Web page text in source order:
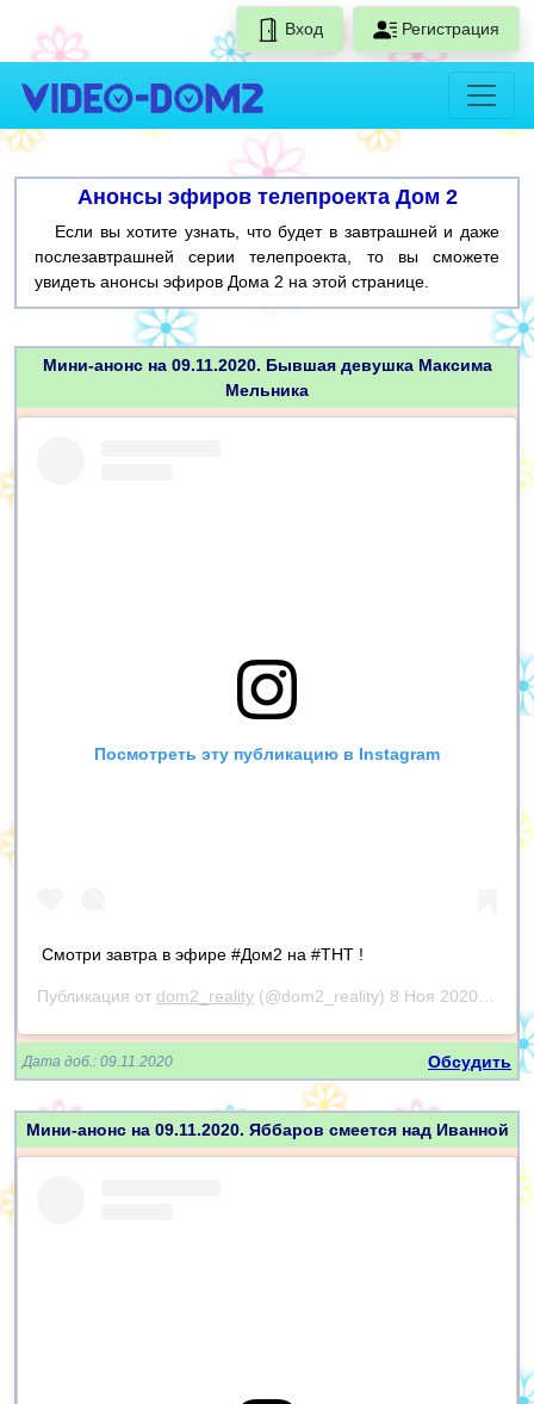
Вход Регистрация
Анонсы эфиров телепроекта Дом 2
Если вы хотите узнать, что будет в завтрашней и даже
послезавтрашней серии телепроекта, то вы сможете
увидеть анонсы эфиров Дома 2 на этой странице.
Мини-анонс на 09.11.2020. Бывшая девушка Максима
Мельника
Посмотреть эту публикацию в Instagram
Смотри завтра в эфире #Дом2 на #ТНТ !
Публикация от dom2_reality (@dom2_reality) 8 Ноя 2020 в 1:41 PST
Дата доб.: 09.11.2020 Обсудить
Мини-анонс на 09.11.2020. Яббаров смеется над Иванной